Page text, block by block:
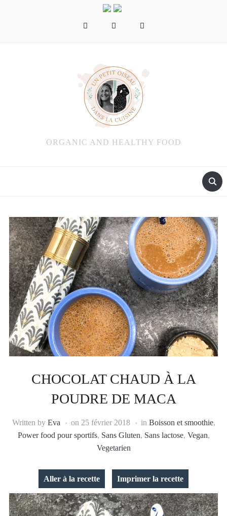
ORGANIC AND HEALTHY FOOD
CHOCOLAT CHAUD À LA
POUDRE DE MACA
Written by Eva on 25 février 2018 in Boisson et smoothie,
Power food pour sportifs, Sans Gluten, Sans lactose, Vegan,
Vegetarien
Aller à la recette Imprimer la recette